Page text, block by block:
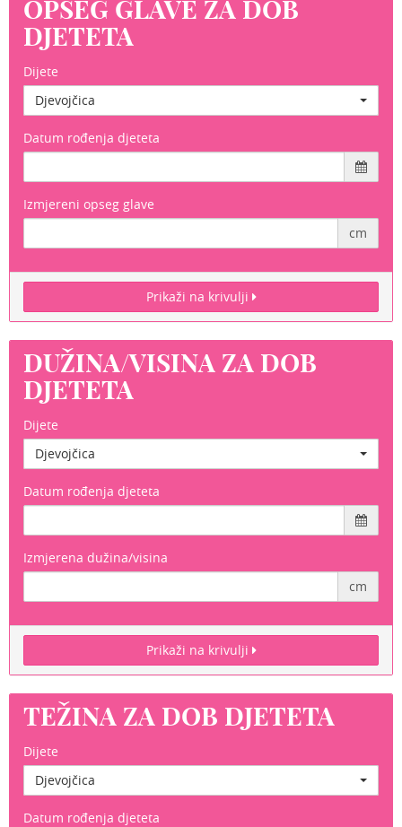
OPSEG GLAVE ZA DOB
DJETETA
Dijete
Djevojčica
Datum rođenja djeteta
Izmjereni opseg glave
cm
Prikaži na krivulji
DUŽINA/VISINA ZA DOB
DJETETA
Dijete
Djevojčica
Datum rođenja djeteta
Izmjerena dužina/visina
cm
Prikaži na krivulji
TEŽINA ZA DOB DJETETA
Dijete
Djevojčica
Datum rođenja djeteta